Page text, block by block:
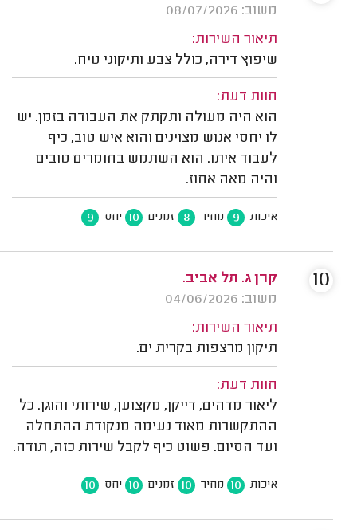
משוב: 08/07/2026
תיאור השירות:
שיפוץ דירה, כולל צבע ותיקוני טיח.
חוות דעת:
הוא היה מעולה ותקתק את העבודה בזמן. יש
לו יחסי אנוש מצוינים והוא איש טוב, כיף
לעבוד איתו. הוא השתמש בחומרים טובים
והיה מאה אחוז.
איכות 9 מחיר 8 זמנים 10 יחס 9
קרן ג. תל אביב.
משוב: 04/06/2026
תיאור השירות:
תיקון מרצפות בקרית ים.
חוות דעת:
ליאור מדהים, דייקן, מקצוען, שירותי והוגן. כל
ההתקשרות מאוד נעימה מנקודת ההתחלה
ועד הסיום. פשוט כיף לקבל שירות כזה, תודה.
איכות 10 מחיר 10 זמנים 10 יחס 10
10